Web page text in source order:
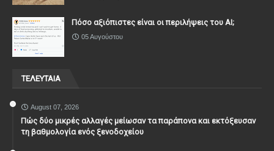
Πόσο αξιόπιστες είναι οι περιλήψεις του ΑΙ;
05 Αυγούστου
ΤΕΛΕΥΤΑΙΑ
August 07, 2026
Πώς δύο μικρές αλλαγές μείωσαν τα παράπονα και εκτόξευσαν
τη βαθμολογία ενός ξενοδοχείου